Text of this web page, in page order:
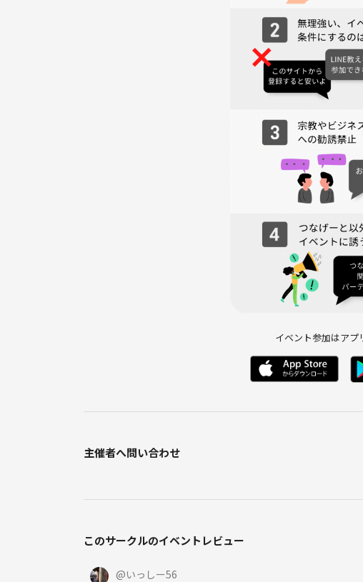
※自由解散ですので、途中離脱OKです。ただその場合はお手
当日、参加者の写真を撮ることがあります。イベント参加者
- 当日の進行は、やむを得ない事情により予定と変わること
- 直前のキャンセルは、店舗への実費分をご負担いただく場
- 体調がすぐれない方や37.5℃以上の熱がある方は、無理せず
- ネットワークビジネスや宗教、自身のサークルやプライベ
- 上記のような行為があった場合、また今後その可能性があ
- 万が一迷惑行為を受けた場合は、主催者までお知らせくだ
- その他、過去の実施経験よりサークルオーナーの判断で参
- 当日、参加者の写真を撮ることがあります。イベント参加
イベント参加はアプ
主催者へ問い合わせ
このサークルのイベントレビュー
@いっしー56